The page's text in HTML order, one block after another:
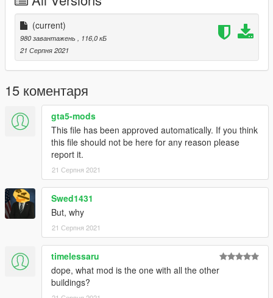
(current)
980 завантажень
, 116,0 кБ
21 Серпня 2021
15 коментаря
gta5-mods
This file has been approved automatically. If you think
this file should not be here for any reason please
report it.
21 Серпня 2021
Swed1431
But, why
21 Серпня 2021
timelessaru
dope, what mod is the one with all the other
buildings?